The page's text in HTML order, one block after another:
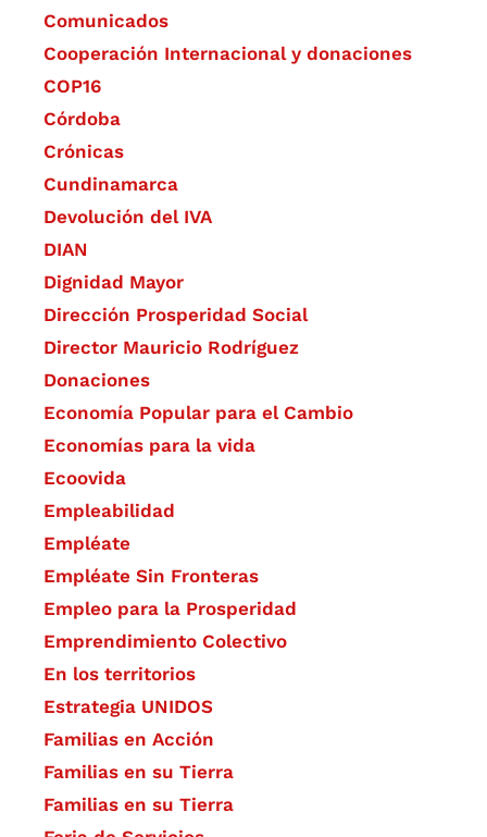
Comunicados
Cooperación Internacional y donaciones
COP16
Córdoba
Crónicas
Cundinamarca
Devolución del IVA
DIAN
Dignidad Mayor
Dirección Prosperidad Social
Director Mauricio Rodríguez
Donaciones
Economía Popular para el Cambio
Economías para la vida
Ecoovida
Empleabilidad
Empléate
Empléate Sin Fronteras
Empleo para la Prosperidad
Emprendimiento Colectivo
En los territorios
Estrategia UNIDOS
Familias en Acción
Familias en su Tierra
Familias en su Tierra